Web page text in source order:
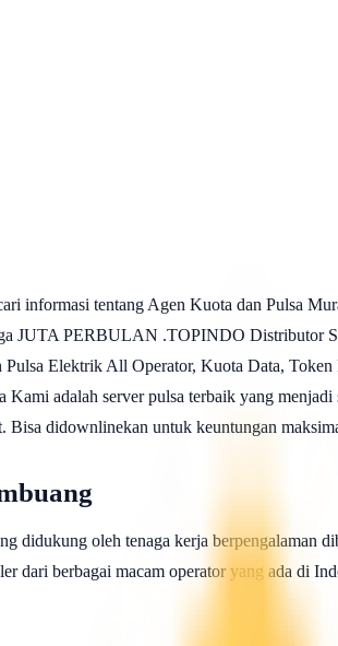
informasi tentang Agen Kuota dan Pulsa
JUTA PERBULAN .TOPINDO
Elektrik All Operator, Kuota Data,
adalah server pulsa terbaik yang
didownlinekan untuk keuntungan
didukung oleh tenaga kerja
dari berbagai macam operator yang ada di